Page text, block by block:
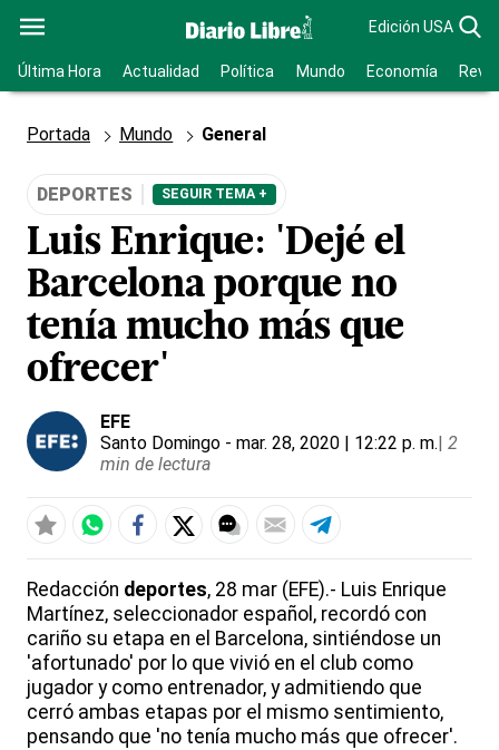
Edición USA
Última Hora Actualidad Política Mundo Economía
Portada Mundo General
DEPORTES SEGUIR TEMA +
Luis Enrique: 'Dejé el
Barcelona porque no
tenía mucho más que
ofrecer'
EFE
Santo Domingo - mar. 28, 2020 | 12:22 p. m.| 2
min de lectura
Redacción deportes, 28 mar (EFE).- Luis Enrique
Martínez, seleccionador español, recordó con
cariño su etapa en el Barcelona, sintiéndose un
'afortunado' por lo que vivió en el club como
jugador y como entrenador, y admitiendo que
cerró ambas etapas por el mismo sentimiento,
pensando que 'no tenía mucho más que ofrecer'.